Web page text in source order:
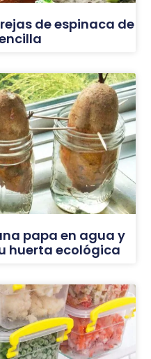
de espinaca de
papa en agua y
huerta ecológica